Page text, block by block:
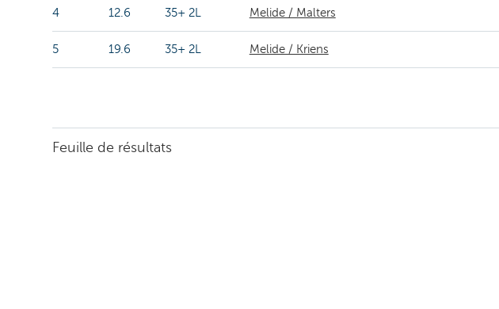
4 12.6 35+ 2L Melide / Malters
5 19.6 35+ 2L Melide / Kriens
Feuille de résultats